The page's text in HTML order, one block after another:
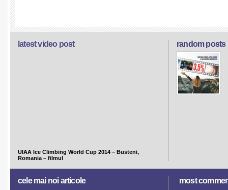
random posts
latest video post
UIAA Ice Climbing World Cup 2014 – Busteni,
Romania – filmul
cele mai noi articole most